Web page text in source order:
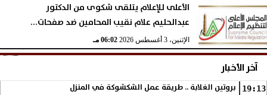
الأعلى للإعلام يتلقى شكوى من الدكتور
عبدالحليم علام نقيب المحامين ضد صفحات...
الإثنين، 3 أغسطس 2026 06:02 مـ
آخر الأخبار
19:13 بروتين الغلابة .. طريقة عمل الشكشوكة في المنزل